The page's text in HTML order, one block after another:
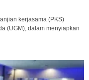
kerjasama (PKS)
(UGM), dalam menyiapkan